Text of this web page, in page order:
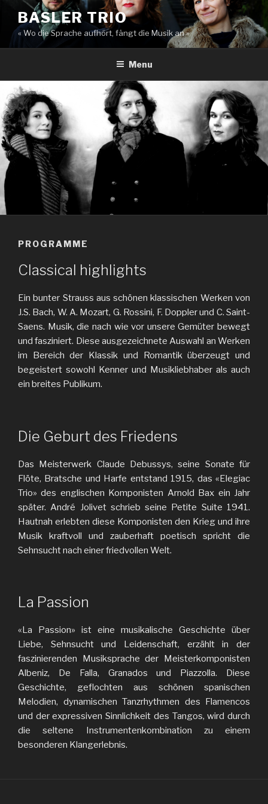
content
BASLER TRIO
« Wo die Sprache aufhört, fängt die Musik an »
Menu
PROGRAMME
Classical highlights
Ein bunter Strauss aus schönen klassischen Werken von
J.S. Bach, W. A. Mozart, G. Rossini, F. Doppler und C. Saint-
Saens. Musik, die nach wie vor unsere Gemüter bewegt
und fasziniert. Diese ausgezeichnete Auswahl an Werken
im Bereich der Klassik und Romantik überzeugt und
begeistert sowohl Kenner und Musikliebhaber als auch
ein breites Publikum.
Die Geburt des Friedens
Das Meisterwerk Claude Debussys, seine Sonate für
Flöte, Bratsche und Harfe entstand 1915, das «Elegiac
Trio» des englischen Komponisten Arnold Bax ein Jahr
später. André Jolivet schrieb seine Petite Suite 1941.
Hautnah erlebten diese Komponisten den Krieg und ihre
Musik kraftvoll und zauberhaft poetisch spricht die
Sehnsucht nach einer friedvollen Welt.
La Passion
«La Passion» ist eine musikalische Geschichte über
Liebe, Sehnsucht und Leidenschaft, erzählt in der
faszinierenden Musiksprache der Meisterkomponisten
Albeniz, De Falla, Granados und Piazzolla. Diese
Geschichte, geflochten aus schönen spanischen
Melodien, dynamischen Tanzrhythmen des Flamencos
und der expressiven Sinnlichkeit des Tangos, wird durch
die seltene Instrumentenkombination zu einem
besonderen Klangerlebnis.